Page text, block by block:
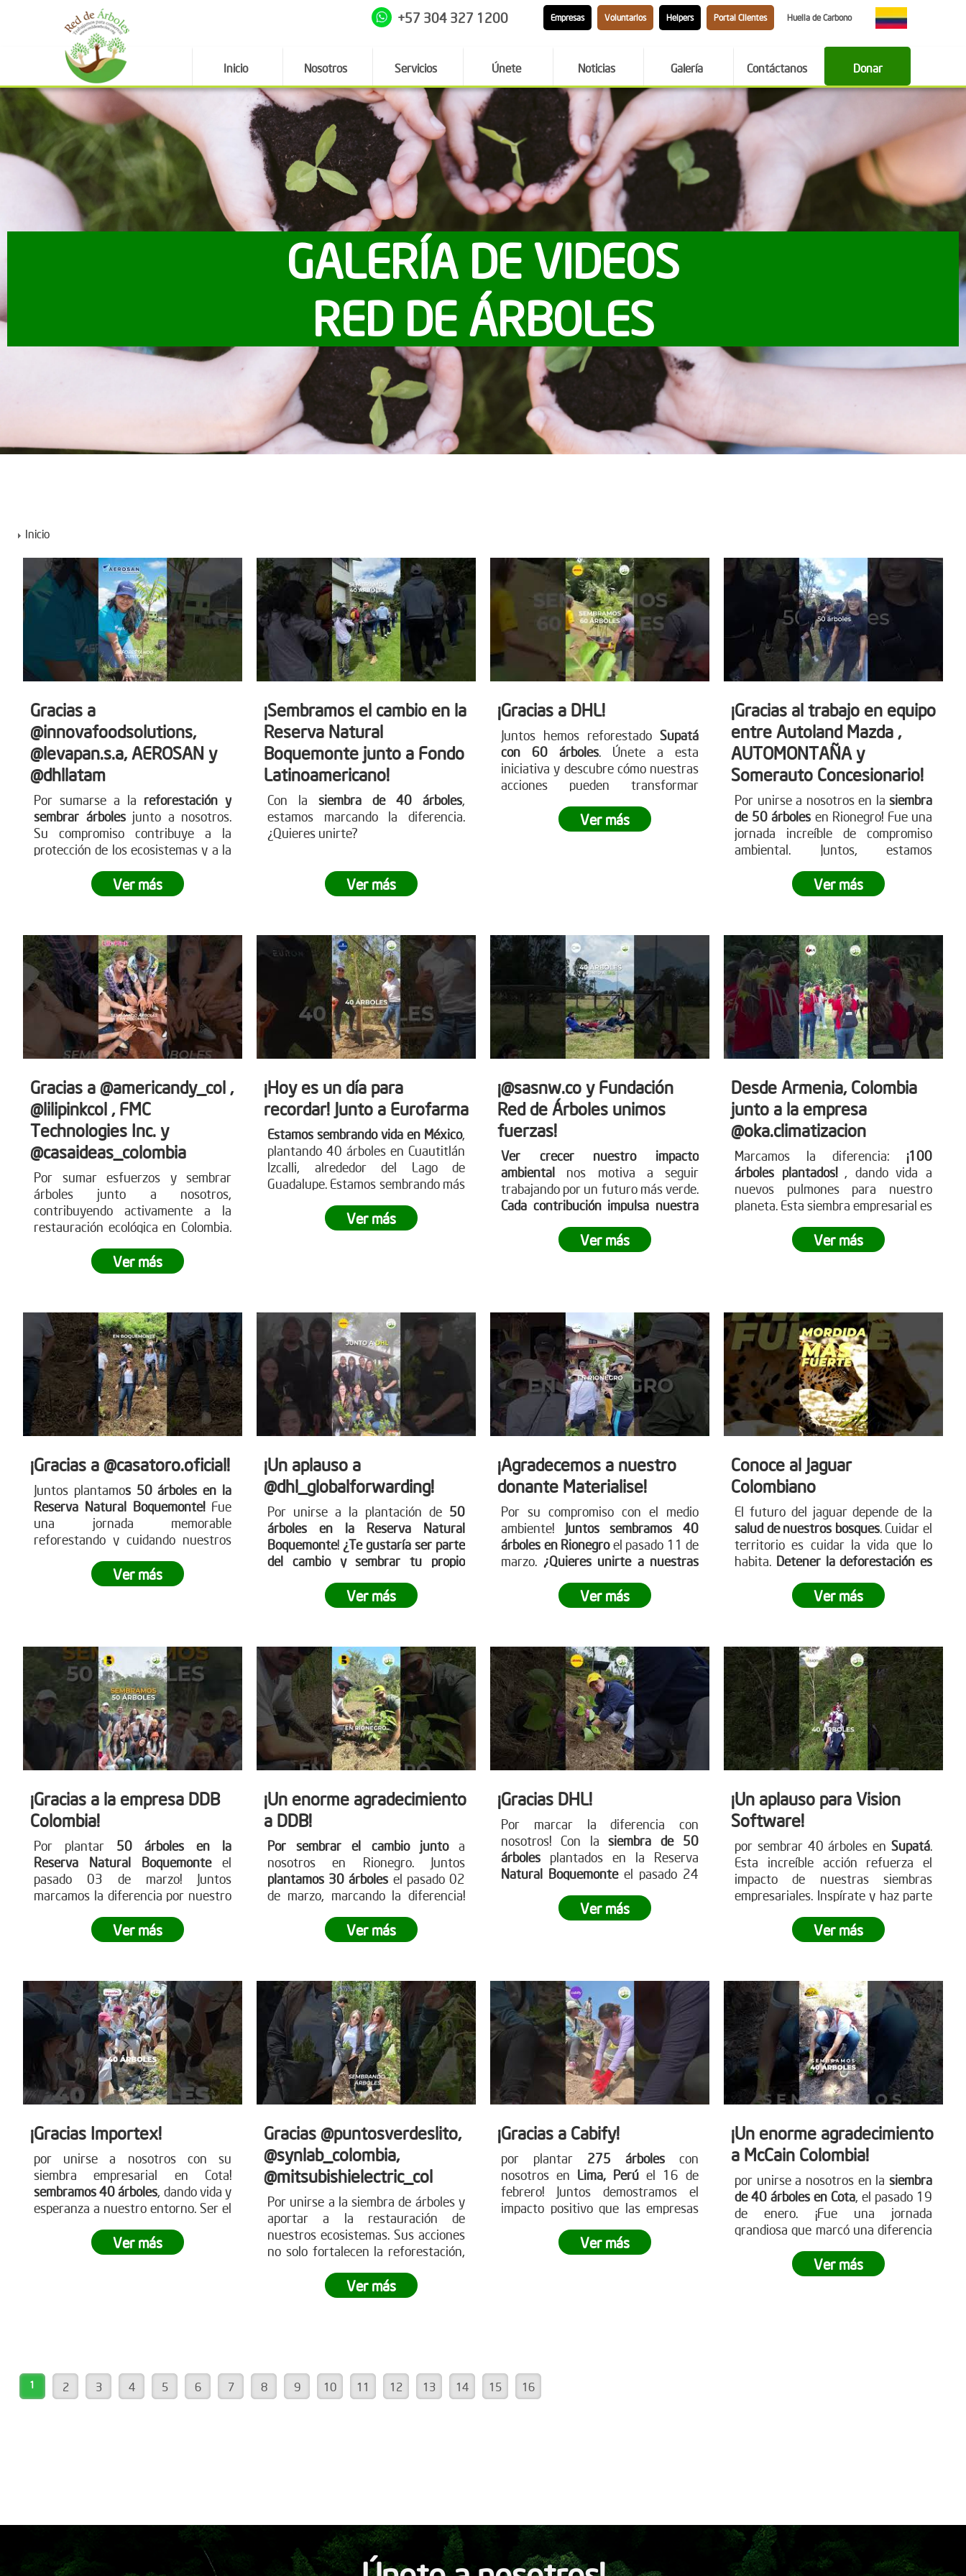
+57 304 327 1200 Empresas Voluntarios Helpers Portal Clientes Huella de Carbono
Inicio Nosotros Servicios Únete Noticias Galería Contáctanos Donar
GALERÍA DE VIDEOS
RED DE ÁRBOLES
Inicio
Gracias a
@innovafoodsolutions,
@levapan.s.a, AEROSAN y
@dhllatam
Por sumarse a la reforestación y
sembrar árbolesjunto a nosotros.
Su compromiso contribuye a la
protección de los ecosistemas y a la
sostenible para todos.
sembrando juntos y haciendo crecer
Ver más
¡Sembramos el cambio en la
Reserva Natural
Boquemonte junto a Fondo
Latinoamericano!
Con la siembra de 40 árboles,
estamos marcando la diferencia.
¿Quieres unirte?
Ver más
¡Gracias a DHL!
Juntos hemos reforestado Supatá
con 60 árboles. Únete a esta
iniciativa y descubre cómo nuestras
acciones pueden transformar
Ver más
¡Gracias al trabajo en equipo
entre Autoland Mazda ,
AUTOMONTAÑA y
Somerauto Concesionario!
Por unirse a nosotros en la siembra
de 50 árboles en Rionegro! Fue una
jornada increíble de compromiso
ambiental. Juntos, estamos
cabo una reforestación impactante
¿Te sumas a este movimiento
Ver más
Gracias a @americandy_col ,
@lilipinkcol , FMC
Technologies Inc. y
@casaideas_colombia
Por sumar esfuerzos y sembrar
árboles junto a nosotros,
contribuyendo activamente a la
restauración ecológica en Colombia.
ambiental real, fortalecen los
ecosistemas y demuestran cómo el
transformar el territorio.¿Tu
empresa también quiere ser parte
del cambio?Conoce más en
www.reddearboles.org
Ver más
¡Hoy es un día para
recordar! Junto a Eurofarma
Estamos sembrando vida en México,
plantando 40 árboles en Cuautitlán
Izcalli, alrededor del Lago de
Guadalupe. Estamos sembrando más
comunidad y esperanza para
nuestro planeta.¿Te gustaría ser
Ver más
¡@sasnw.co y Fundación
Red de Árboles unimos
fuerzas!
Ver crecer nuestro impacto
ambiental nos motiva a seguir
trabajando por un futuro más verde.
Cada contribución impulsa nuestra
jornadas de reforestación y deja tu
huella. Aprende sobre cómo puedes
Ver más
Desde Armenia, Colombia
junto a la empresa
@oka.climatizacion
Marcamos la diferencia: ¡100
árboles plantados! , dando vida a
nuevos pulmones para nuestro
planeta. Esta siembra empresarial es
y sostenible.
¿Tu empresa está lista
para ser parte del cambio?
Ver más
¡Gracias a @casatoro.oficial!
Juntos plantamos 50 árboles en la
Reserva Natural Boquemonte!Fue
una jornada memorable
reforestando y cuidando nuestros
en nuestras siembras
empresariales?Ingresa a
Ver más
¡Un aplauso a
@dhl_globalforwarding!
Por unirse a la plantación de 50
árboles en la Reserva Natural
Boquemonte! ¿Te gustaría ser parte
del cambio y sembrar tu propio
para cuidar nuestro planeta! Conoce
más en nuestra página web
Ver más
¡Agradecemos a nuestro
donante Materialise!
Por su compromiso con el medio
ambiente! Juntos sembramos 40
árboles en Rionegroel pasado 11 de
marzo. ¿Quieres unirte a nuestras
página web www.reddearboles.org
para más información y únete al
Ver más
Conoce al Jaguar
Colombiano
El futuro del jaguar depende de la
salud de nuestros bosques. Cuidar el
territorio es cuidar la vida que lo
habita. Detener la deforestación es
Comenta “YO” si quieres ayudar a
detener la deforestación. Más en
Ver más
¡Gracias a la empresa DDB
Colombia!
Por plantar 50 árboles en la
Reserva Natural Boquemonteel
pasado 03 de marzo! Juntos
marcamos la diferencia por nuestro
Visita nuestra página web
para más detalles
Ver más
¡Un enorme agradecimiento
a DDB!
Por sembrar el cambio junto a
nosotros en Rionegro. Juntos
plantamos 30 árboles el pasado 02
de marzo, marcando la diferencia!
Anímate a participar en
nuestra próxima jornada de
sobre cómo puedes unirte, visita
nuestro sitio web
www.reddearboles.org
Ver más
¡Gracias DHL!
Por marcar la diferencia con
nosotros! Con lasiembra de 50
árboles plantados en la Reserva
Natural Boquemonteel pasado 24
través de la siembra empresarial se
puede dejar una huella significativa
futuro más sostenible
. Visita
nuestra página web para más
información sobre cómo puedes
participar. www.reddearboles.org
Ver más
¡Un aplauso para Vision
Software!
por sembrar 40 árboles en Supatá.
Esta increíble acción refuerza el
impacto de nuestras siembras
empresariales. Inspírate y haz parte
. Visita nuestra página web
para más detalles
Ver más
¡Gracias Importex!
por unirse a nosotros con su
siembra empresarial en Cota!
sembramos 40 árboles, dando vida y
esperanza a nuestro entorno. Ser el
como estas. ¿Tu empresa está lista
para ser parte de este movimiento
Ver más
Gracias @puntosverdeslito,
@synlab_colombia,
@mitsubishielectric_col
Por unirse a la siembra de árboles y
aportar a la restauración de
nuestros ecosistemas. Sus acciones
no solo fortalecen la reforestación,
de hábitats, la captura de CO? y la
construcción de un futuro
Ver más
¡Gracias a Cabify!
por plantar 275 árboles con
nosotros en Lima, Perú el 16 de
febrero! Juntos demostramos el
impacto positivo que las empresas
Juntos, dimos un paso gigante hacia
la reforestación y demostramos lo
www.reddearboles.org
Ver más
¡Un enorme agradecimiento
a McCain Colombia!
por unirse a nosotros en la siembra
de 40 árboles en Cota, el pasado 19
de enero. ¡Fue una jornada
grandiosa que marcó una diferencia
demuestran que juntos podemos
crear impactos positivos en nuestro
Ver más
1 2 3 4 5 6 7 8 9 10 11 12 13 14 15 16